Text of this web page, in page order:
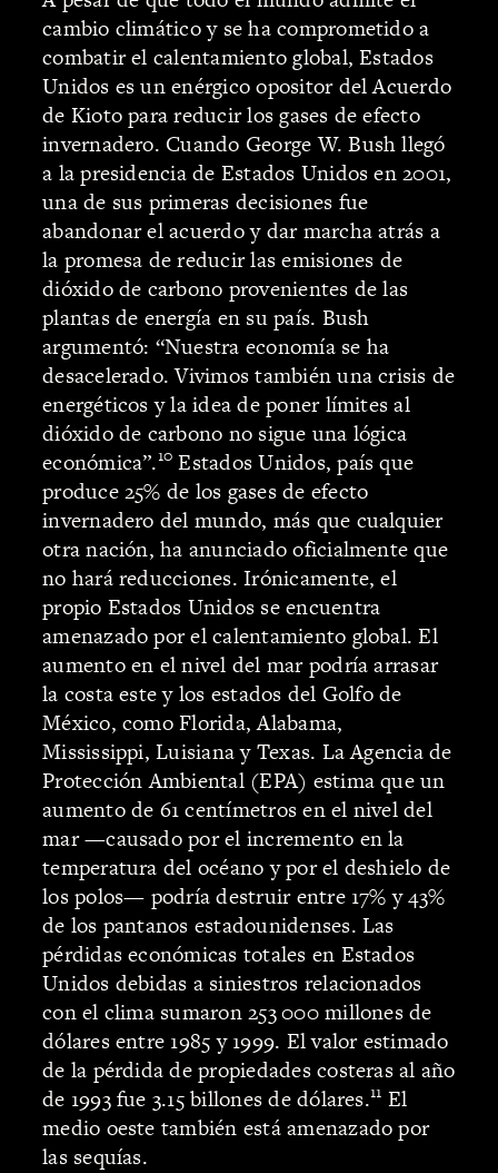
cambio climático y se ha comprometido a
combatir el calentamiento global, Estados
Unidos es un enérgico opositor del Acuerdo
de Kioto para reducir los gases de efecto
invernadero. Cuando George W. Bush llegó
a la presidencia de Estados Unidos en 2001,
una de sus primeras decisiones fue
abandonar el acuerdo y dar marcha atrás a
la promesa de reducir las emisiones de
dióxido de carbono provenientes de las
plantas de energía en su país. Bush
argumentó: “Nuestra economía se ha
desacelerado. Vivimos también una crisis de
energéticos y la idea de poner límites al
dióxido de carbono no sigue una lógica
económica”.10 Estados Unidos, país que
produce 25% de los gases de efecto
invernadero del mundo, más que cualquier
otra nación, ha anunciado oficialmente que
no hará reducciones. Irónicamente, el
propio Estados Unidos se encuentra
amenazado por el calentamiento global. El
aumento en el nivel del mar podría arrasar
la costa este y los estados del Golfo de
México, como Florida, Alabama,
Mississippi, Luisiana y Texas. La Agencia de
Protección Ambiental (EPA) estima que un
aumento de 61 centímetros en el nivel del
mar —causado por el incremento en la
temperatura del océano y por el deshielo de
los polos— podría destruir entre 17% y 43%
de los pantanos estadounidenses. Las
pérdidas económicas totales en Estados
Unidos debidas a siniestros relacionados
con el clima sumaron 253 000 millones de
dólares entre 1985 y 1999. El valor estimado
de la pérdida de propiedades costeras al año
de 1993 fue 3.15 billones de dólares.11 El
medio oeste también está amenazado por
las sequías.